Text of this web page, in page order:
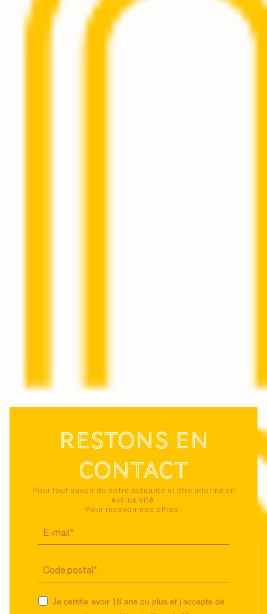
Restons en
contact
Pour tout savoir de notre actualité et être informé en
exclusivité.
Pour recevoir nos offres :
Je certifie avoir 18 ans ou plus et j'accepte de